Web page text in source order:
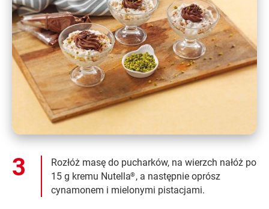
Rozłóż masę do pucharków, na wierzch nałóż po
15 g kremu Nutella®, a następnie oprósz
cynamonem i mielonymi pistacjami.